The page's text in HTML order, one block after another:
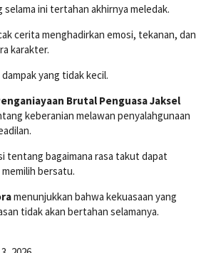
selama ini tertahan akhirnya meledak.
cerita menghadirkan emosi, tekanan, dan
karakter.
yang tidak kecil.
Brutal Penguasa Jaksel
keberanian melawan penyalahgunaan
tentang bagaimana rasa takut dapat
bersatu.
menunjukkan bahwa kekuasaan yang
tidak akan bertahan selamanya.